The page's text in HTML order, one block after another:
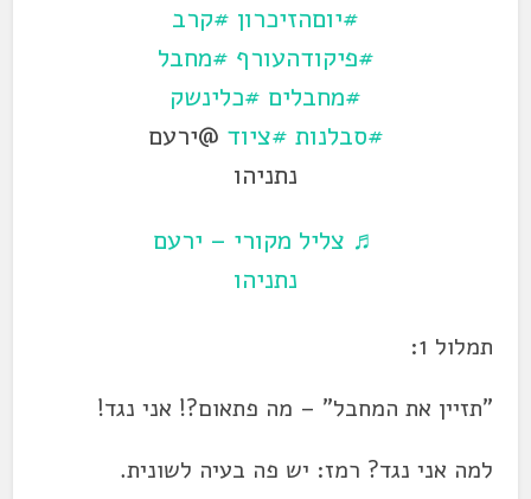
#יוםהזיכרון #קרב
#פיקודהעורף #מחבל
#מחבלים #כלינשק
#סבלנות #ציוד @ירעם
נתניהו
♬ צליל מקורי – ירעם
נתניהו
תמלול 1:
"תזיין את המחבל" – מה פתאום?! אני נגד!
למה אני נגד? רמז: יש פה בעיה לשונית.